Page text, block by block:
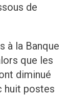
de
à la Banque
que les
diminué
huit postes